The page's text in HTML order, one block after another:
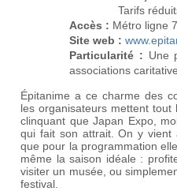
Tarifs
Accès : Métro ligne
Site web :
Particularité : Une
associations
Épitanime a ce charme des
les organisateurs mettent
clinquant que Japan Expo,
qui fait son attrait. On y vient
que pour la programmation
même la saison idéale :
visiter un musée, ou
festival.